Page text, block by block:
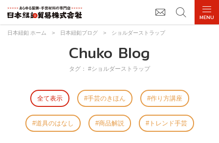
日本紐釦 ホーム > 日本紐釦ブログ > ショルダーストラップ
Chuko Blog
タグ： #ショルダーストラップ
全て表示 手芸のきほん 作り方講座
道具のはなし 商品解説 トレンド手芸